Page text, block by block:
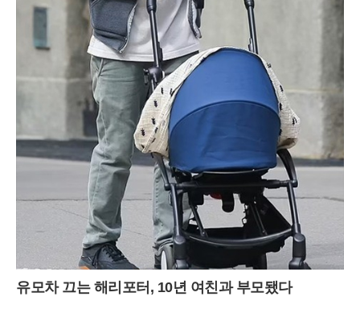
유모차 끄는 해리포터, 10년 여친과 부모됐다